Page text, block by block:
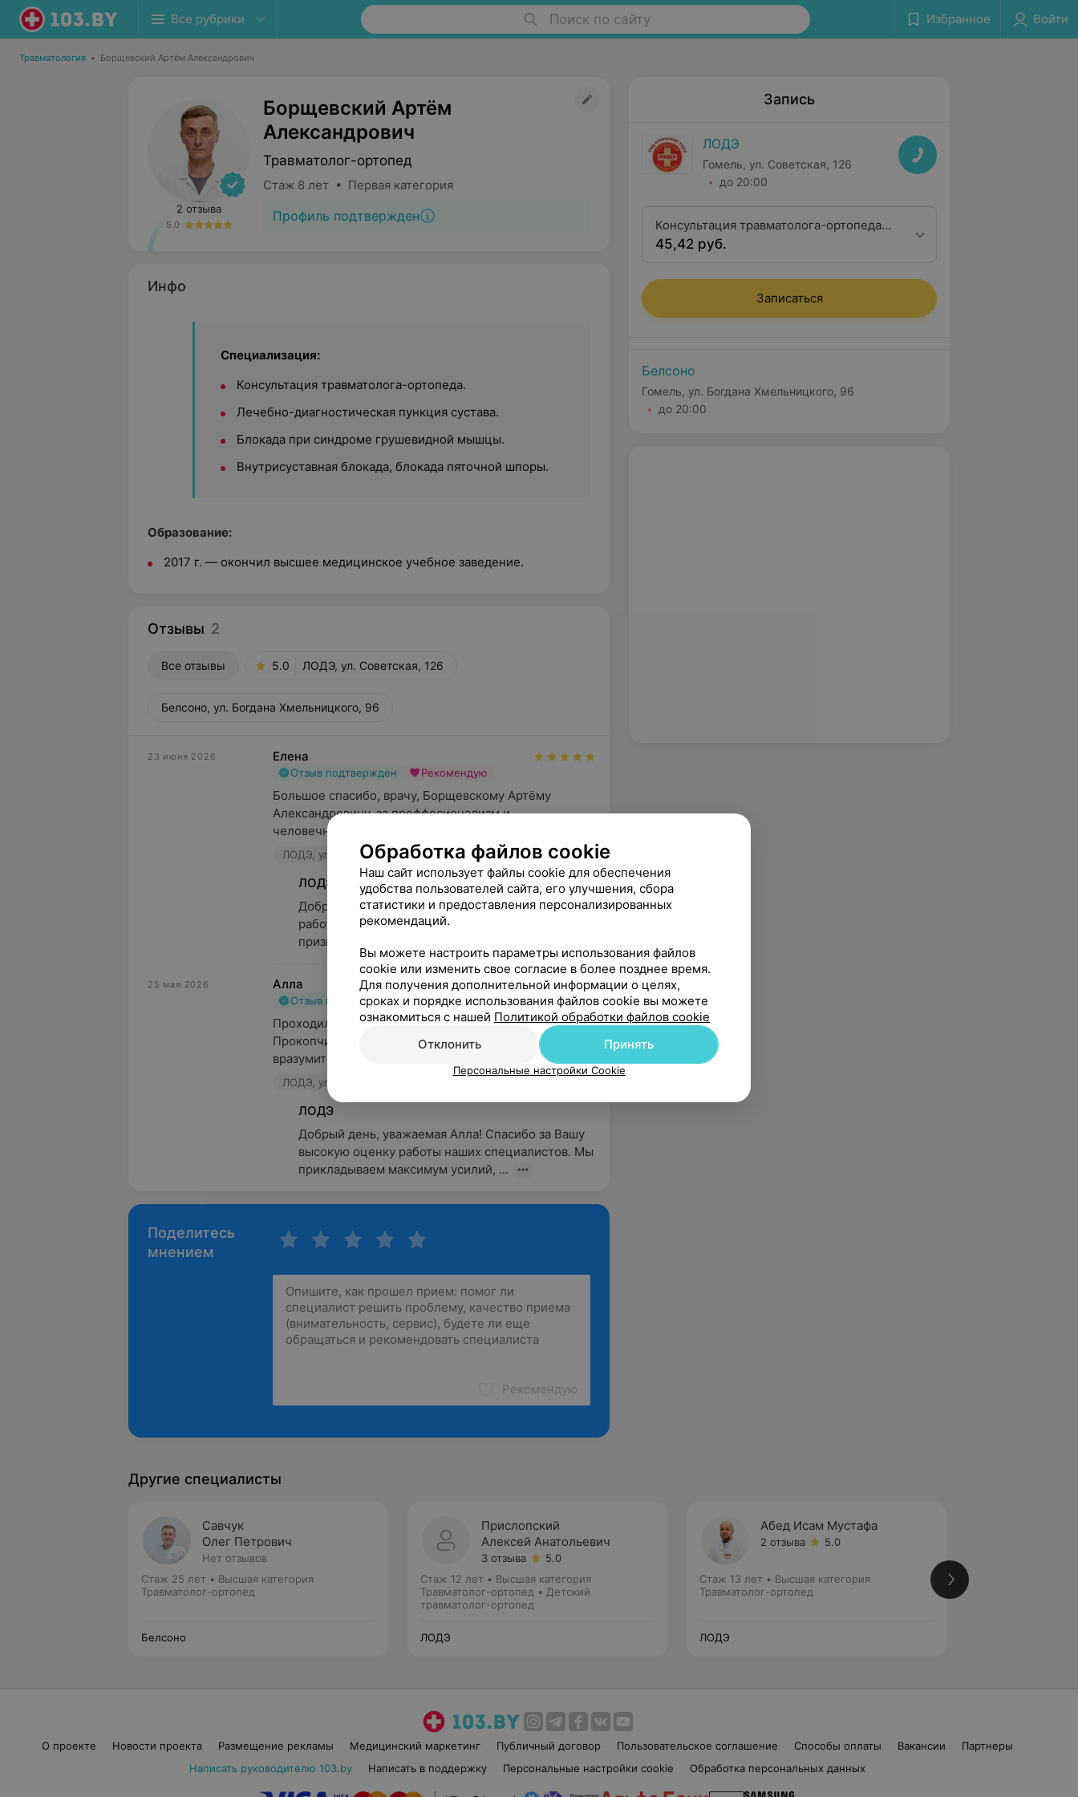
Все рубрики Поиск по сайту Избранное Войти
Травматология • Борщевский Артём Александрович
2 отзыва
5.0
Борщевский Артём
Александрович
Травматолог-ортопед
Стаж 8 лет • Первая категория
Профиль подтвержден
Инфо
Специализация:
Консультация травматолога-ортопеда.
Лечебно-диагностическая пункция сустава.
Блокада при синдроме грушевидной мышцы.
Внутрисуставная блокада, блокада пяточной шпоры.
Образование:
2017 г. — окончил высшее медицинское учебное заведение.
Отзывы 2
Все отзывы 5.0 ЛОДЭ, ул. Советская, 126
Белсоно, ул. Богдана Хмельницкого, 96
23 июня 2026 Елена
Отзыв подтвержден Рекомендую
Большое спасибо, врачу, Борщевскому Артëму
Александровичу, за проффесионализм и
человечность.
ЛОДЭ, ул. Советская, 126
ЛОДЭ
Добрый день, Елена! Благодарим Вас за отзыв о
работе специалиста нашего центра. Ваши слова
признательности - лучшая оцен...
25 мая 2026 Алла
Отзыв подтвержден
Проходила УЗИ, осталась очень довольна, врач
Прокопчик Е.Е. Внимательная и приятная дала
вразумительные советы. Ортопед ...
ЛОДЭ, ул. Советская, 126
ЛОДЭ
Добрый день, уважаемая Алла! Спасибо за Вашу
высокую оценку работы наших специалистов. Мы
прикладываем максимум усилий, ...
Поделитесь
мнением
Рекомендую
Запись
ЛОДЭ
Гомель, ул. Советская, 126
до 20:00
Консультация травматолога-ортопеда
первой квалификационной категории
45,42 руб.
Записаться
Белсоно
Гомель, ул. Богдана Хмельницкого, 96
до 20:00
Другие специалисты
Савчук
Олег Петрович
Нет отзывов
Стаж 25 лет • Высшая категория
Травматолог-ортопед
Белсоно
Прислопский
Алексей Анатольевич
3 отзыва
5.0
Стаж 12 лет • Высшая категория
Травматолог-ортопед • Детский
травматолог-ортопед
ЛОДЭ
Абед Исам Мустафа
2 отзыва 5.0
Стаж 13 лет • Высшая категория
Травматолог-ортопед
ЛОДЭ
О проекте Новости проекта Размещение рекламы Медицинский маркетинг Публичный договор Пользовательское соглашение Способы оплаты Вакансии
Партнеры
Написать руководителю 103.by
Написать в поддержку Персональные настройки cookie Обработка персональных данных
Обработка файлов cookie
Наш сайт использует файлы cookie для обеспечения
удобства пользователей сайта, его улучшения, сбора
статистики и предоставления персонализированных
рекомендаций.
Вы можете настроить параметры использования файлов
cookie или изменить свое согласие в более позднее время.
Для получения дополнительной информации о целях,
сроках и порядке использования файлов cookie вы можете
ознакомиться с нашей Политикой обработки файлов cookie
Отклонить
Принять
Персональные настройки Cookie